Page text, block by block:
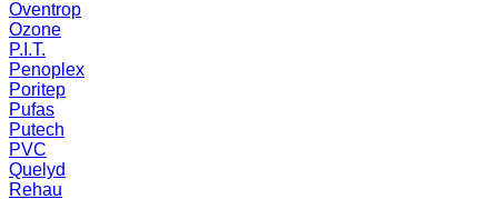
Oventrop
Ozone
P.I.T.
Penoplex
Poritep
Pufas
Putech
PVC
Quelyd
Rehau